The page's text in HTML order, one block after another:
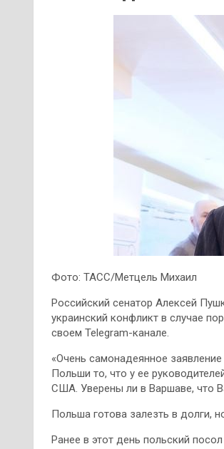
Фото: ТАСС/Метцель Михаил
Российский сенатор Алексей
украинский конфликт в случае
своем Telegram-канале.
«Очень самонадеянное
Польши то, что у ее
США. Уверены ли в Варшаве, что
Польша готова залезть в долги,
Ранее в этот день польский